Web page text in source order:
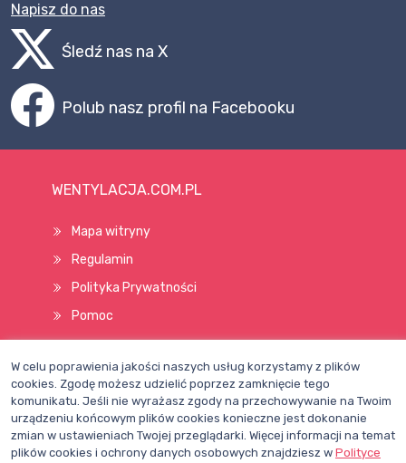
Napisz do nas
Śledź nas na X
Polub nasz profil na Facebooku
WENTYLACJA.COM.PL
Mapa witryny
Regulamin
Polityka Prywatności
Pomoc
Wszelkie prawa zastrzeżone © 1998–2026
W celu poprawienia jakości naszych usług korzystamy z plików
cookies. Zgodę możesz udzielić poprzez zamknięcie tego
komunikatu. Jeśli nie wyrażasz zgody na przechowywanie na Twoim
urządzeniu końcowym plików cookies konieczne jest dokonanie
zmian w ustawieniach Twojej przeglądarki. Więcej informacji na temat
plików cookies i ochrony danych osobowych znajdziesz w Polityce